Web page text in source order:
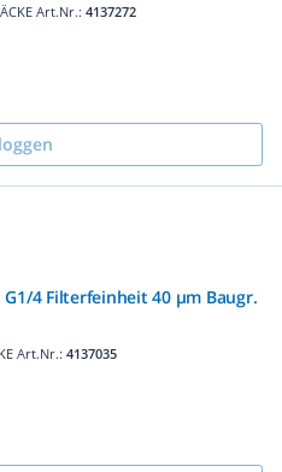
Art.Nr.: 4137272
4 Filterfeinheit 40 µm Baugr.
Art.Nr.: 4137035